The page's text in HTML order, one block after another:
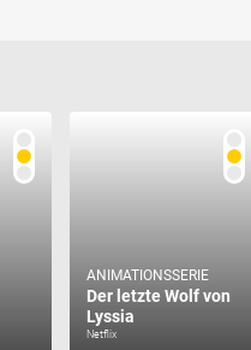
ANIMATIONSSERIE
Der letzte Wolf von
Lyssia
Netflix